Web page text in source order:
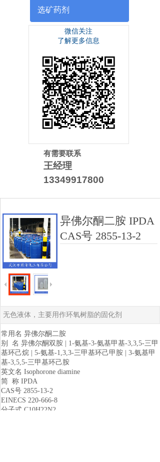
选矿药剂
微信关注
了解更多信息
有需要联系
王经理
13349917800
异佛尔酮二胺 IPDA
CAS号 2855-13-2
无色液体，主要用作环氧树脂的固化剂
常用名 异佛尔酮二胺
别 名 异佛尔酮双胺 | 1-氨基-3-氨基甲基-3,3,5-三甲
基环己烷 | 5-氨基-1,3,3-三甲基环己甲胺 | 3-氨基甲
基-3,5,5-三甲基环己胺
英文名 Isophorone diamine
简 称 IPDA
CAS号 2855-13-2
EINECS 220-666-8
分子式 C10H22N2